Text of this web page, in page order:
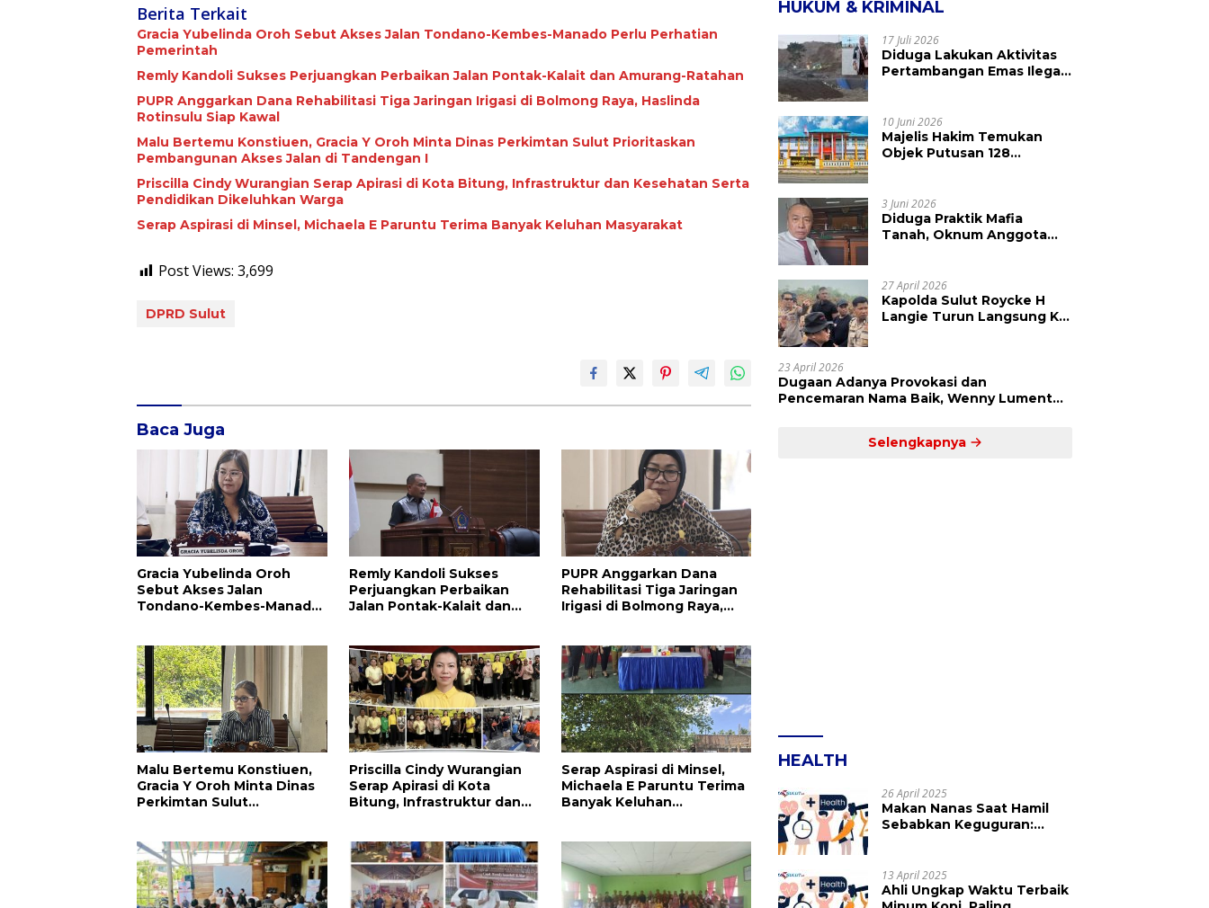
Berita Terkait
Gracia Yubelinda Oroh Sebut Akses Jalan Tondano-Kembes-Manado Perlu Perhatian
Pemerintah
Remly Kandoli Sukses Perjuangkan Perbaikan Jalan Pontak-Kalait dan Amurang-Ratahan
PUPR Anggarkan Dana Rehabilitasi Tiga Jaringan Irigasi di Bolmong Raya, Haslinda
Rotinsulu Siap Kawal
Malu Bertemu Konstiuen, Gracia Y Oroh Minta Dinas Perkimtan Sulut Prioritaskan
Pembangunan Akses Jalan di Tandengan I
Priscilla Cindy Wurangian Serap Apirasi di Kota Bitung, Infrastruktur dan Kesehatan Serta
Pendidikan Dikeluhkan Warga
Serap Aspirasi di Minsel, Michaela E Paruntu Terima Banyak Keluhan Masyarakat
Post Views: 3,699
DPRD Sulut
Baca Juga
Gracia Yubelinda Oroh
Sebut Akses Jalan
Tondano-Kembes-Manado
Remly Kandoli Sukses
Perjuangkan Perbaikan
Jalan Pontak-Kalait dan
PUPR Anggarkan Dana
Rehabilitasi Tiga Jaringan
Irigasi di Bolmong Raya,
Malu Bertemu Konstiuen,
Gracia Y Oroh Minta Dinas
Perkimtan Sulut
Priscilla Cindy Wurangian
Serap Apirasi di Kota
Bitung, Infrastruktur dan
Warga
Serap Aspirasi di Minsel,
Michaela E Paruntu Terima
Banyak Keluhan
HUKUM & KRIMINAL
17 Juli 2026
Diduga Lakukan Aktivitas
Pertambangan Emas Ilegal
Tangkap Vinni Sondakh
10 Juni 2026
Majelis Hakim Temukan
Objek Putusan 128
Atas Putusan PN Tondano
3 Juni 2026
Diduga Praktik Mafia
Tanah, Oknum Anggota
27 April 2026
Kapolda Sulut Roycke H
Langie Turun Langsung Ke
23 April 2026
Dugaan Adanya Provokasi dan
Pencemaran Nama Baik, Wenny Lumentut
Selengkapnya
HEALTH
26 April 2025
Makan Nanas Saat Hamil
Sebabkan Keguguran:
13 April 2025
Ahli Ungkap Waktu Terbaik